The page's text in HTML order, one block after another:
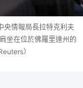
央情報局長拉特克利夫
坐在位於佛羅里達州的
）